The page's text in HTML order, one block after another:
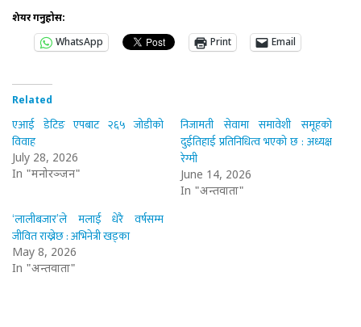
शेयर गर्नुहोस:
WhatsApp
Print Email
Related
एआई डेटिङ एपबाट २६५ जोडीको
विवाह
July 28, 2026
In "मनोरञ्जन"
निजामती सेवामा समावेशी समूहको
दुईतिहाई प्रतिनिधित्व भएको छ : अध्यक्ष
रेग्मी
June 14, 2026
In "अन्तर्वार्ता"
‘लालीबजार’ले मलाई धेरै वर्षसम्म
जीवित राख्नेछ : अभिनेत्री खड्का
May 8, 2026
In "अन्तर्वार्ता"